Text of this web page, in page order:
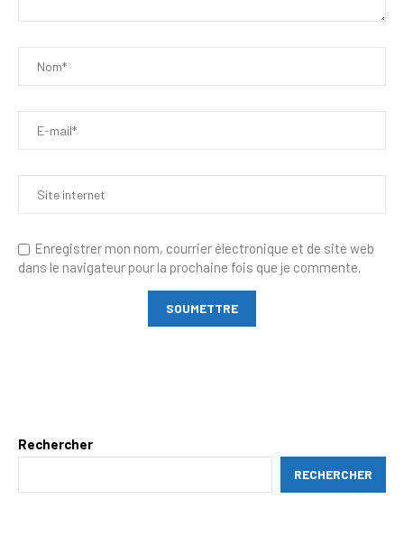
Enregistrer mon nom, courrier électronique et de site web
dans le navigateur pour la prochaine fois que je commente.
Rechercher
RECHERCHER